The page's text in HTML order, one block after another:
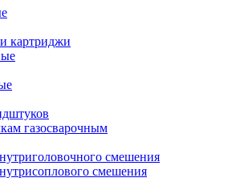
картриджи
газосварочным
смешения
смешения